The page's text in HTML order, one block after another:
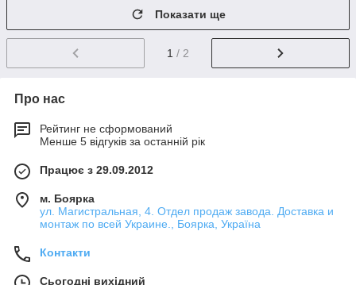
Показати ще
1 / 2
Про нас
Рейтинг не сформований
Менше 5 відгуків за останній рік
Працює з 29.09.2012
м. Боярка
ул. Магистральная, 4. Отдел продаж завода. Доставка и
монтаж по всей Украине., Боярка, Україна
Контакти
Сьогодні вихідний